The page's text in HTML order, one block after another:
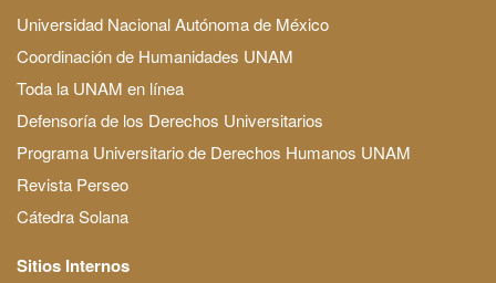
Universidad Nacional Autónoma de México
Coordinación de Humanidades UNAM
Toda la UNAM en línea
Defensoría de los Derechos Universitarios
Programa Universitario de Derechos Humanos UNAM
Revista Perseo
Cátedra Solana
Sitios Internos